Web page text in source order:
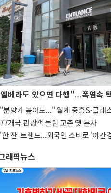
외주식] 광둥성 반도체 생태계
판 상장 도전
베라도 있으면 다행"...폭염속
"분양가 높아도..." 월계 중흥S-클래
77개국 관광객 몰린 교촌 옛 본사
'한 잔' 트렌드...외국인 소비로 '야간
래픽뉴스